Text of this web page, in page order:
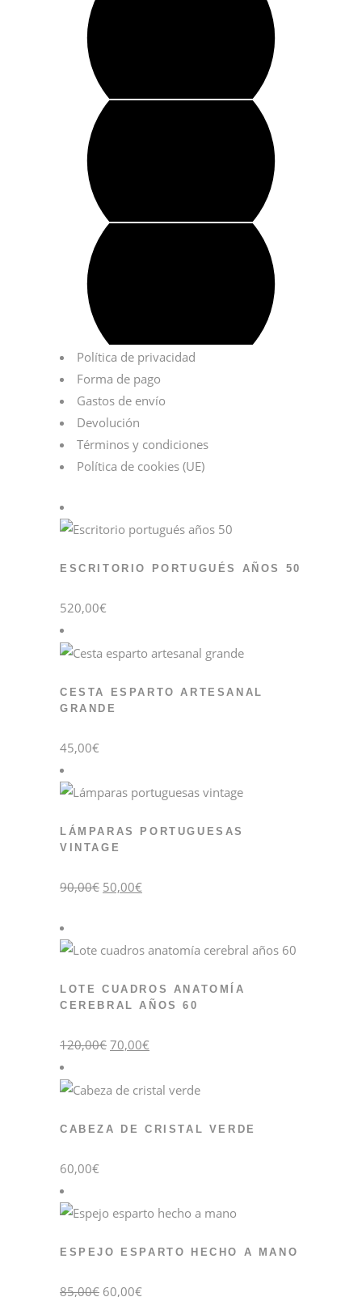
Política de privacidad
Forma de pago
Gastos de envío
Devolución
Términos y condiciones
Política de cookies (UE)
ESCRITORIO PORTUGUÉS AÑOS 50
520,00€
CESTA ESPARTO ARTESANAL
GRANDE
45,00€
LÁMPARAS PORTUGUESAS
VINTAGE
90,00€ El
precio
50,00€precio
LOTE CUADROS ANATOMÍA
CEREBRAL AÑOS 60
120,00€ El
precio
120,00€.
70,00€precio
70,00€.
CABEZA DE CRISTAL VERDE
60,00€
ESPEJO ESPARTO HECHO A MANO
85,00€ El
60,00€